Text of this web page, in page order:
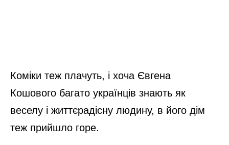
Коміки теж плачуть, і хоча Євгена
Кошового багато українців знають як
веселу і життєрадісну людину, в його дім
теж прийшло горе.